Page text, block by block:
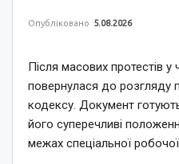
Опубліковано 5.08.2026
Після масових протестів
повернулася до розгляду
кодексу. Документ
його суперечливі
межах спеціальної робочої